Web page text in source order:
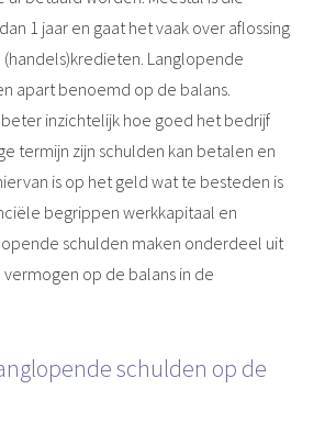
1 jaar en gaat het vaak over aflossing
(handels)kredieten. Langlopende
apart benoemd op de balans.
inzichtelijk hoe goed het bedrijf
termijn zijn schulden kan betalen en
is op het geld wat te besteden is
begrippen werkkapitaal en
schulden maken onderdeel uit
op de balans in de
schulden op de